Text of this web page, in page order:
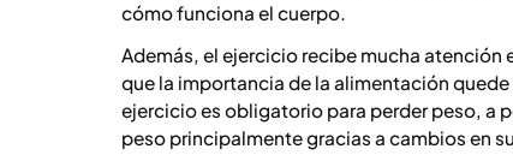
cómo funciona el cuerpo.
Además, el ejercicio recibe mucha atención
que la importancia de la alimentación
ejercicio es obligatorio para perder peso, a
peso principalmente gracias a cambios en